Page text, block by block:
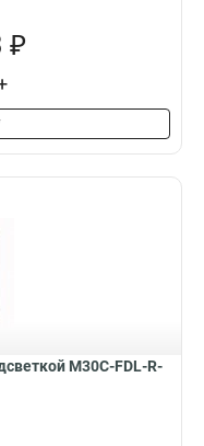
₽
M30C-FDL-R-